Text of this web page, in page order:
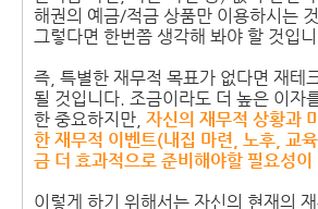
해권의 예금/적금 상품만 이용하시는
그렇다면 한번쯤 생각해 봐야 할 것입
즉, 특별한 재무적 목표가 없다면 재테
될 것입니다. 조금이라도 더 높은 이자
한 중요하지만, 자신의 재무적 상황과
한 재무적 이벤트(내집 마련, 노후, 교
금 더 효과적으로 준비해야할 필요성이
이렇게 하기 위해서는 자신의 현재의